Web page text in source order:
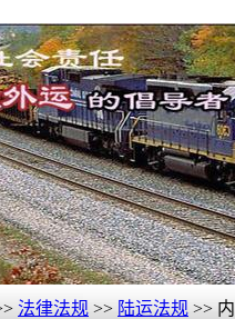
法律法规 >> 陆运法规 >>